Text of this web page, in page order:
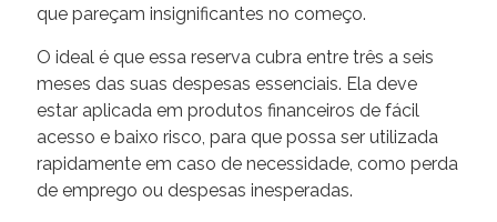
que pareçam insignificantes no começo.
O ideal é que essa reserva cubra entre três a seis
meses das suas despesas essenciais. Ela deve
estar aplicada em produtos financeiros de fácil
acesso e baixo risco, para que possa ser utilizada
rapidamente em caso de necessidade, como perda
de emprego ou despesas inesperadas.